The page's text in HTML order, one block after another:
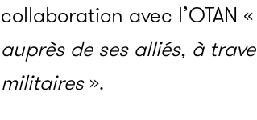
collaboration avec l’OTAN «
auprès de ses alliés, à
militaires».